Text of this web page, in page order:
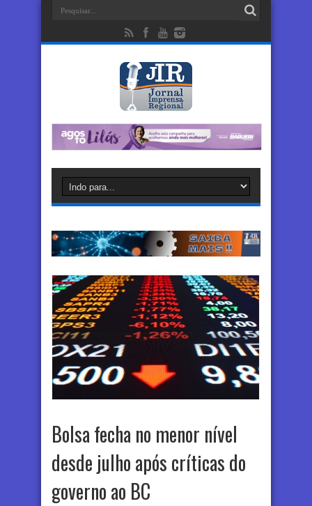
Bolsa fecha no menor nível
desde julho após críticas do
governo ao BC